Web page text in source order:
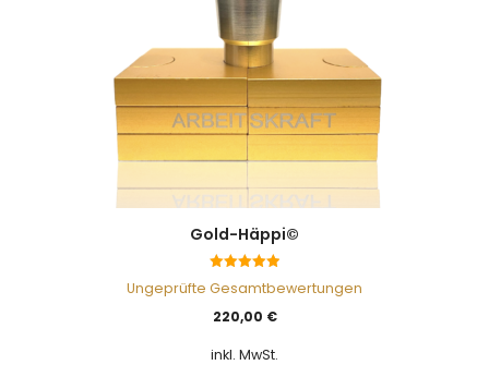
Gold-Häppi©
von 5
Ungeprüfte Gesamtbewertungen
220,00 €
inkl. MwSt.